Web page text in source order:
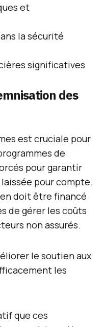
et
la sécurité
significatives
des
est cruciale pour
de
pour garantir
pour compte.
doit être financé
de gérer les coûts
non assurés.
le soutien aux
les
que ces